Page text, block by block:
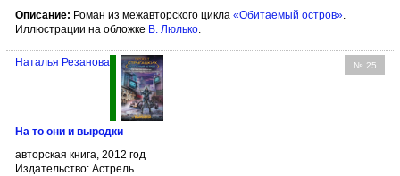
Описание: Роман из межавторского цикла «Обитаемый остров».
Иллюстрации на обложке В. Люлько.
№ 25
Наталья Резанова
На то они и выродки
авторская книга, 2012 год
Издательство: Астрель